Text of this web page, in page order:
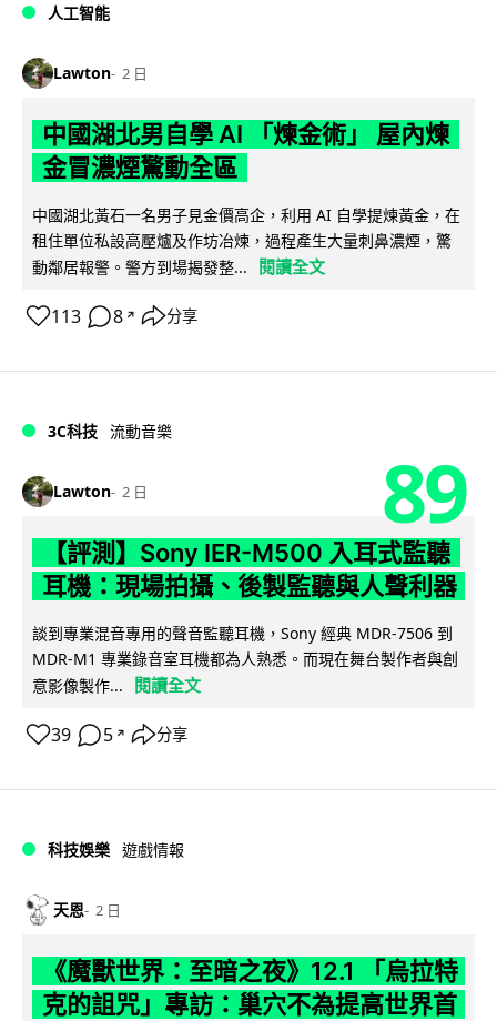
人工智能
Lawton 2 日
中國湖北男自學 AI 「煉金術」 屋內煉
金冒濃煙驚動全區
中國湖北黃石一名男子見金價高企，利用 AI 自學提煉黃金，在
租住單位私設高壓爐及作坊冶煉，過程產生大量刺鼻濃煙，驚
動鄰居報警。警方到場揭發整...
閱讀全文
113 8 ↗ 分享
3C科技 流動音樂
Lawton 2 日 89
【評測】Sony IER-M500 入耳式監聽
耳機：現場拍攝、後製監聽與人聲利器
談到專業混音專用的聲音監聽耳機，Sony 經典 MDR-7506 到
MDR-M1 專業錄音室耳機都為人熟悉。而現在舞台製作者與創
意影像製作...
閱讀全文
39 5 ↗ 分享
科技娛樂 遊戲情報
天恩 2 日
《魔獸世界：至暗之夜》12.1 「烏拉特
克的詛咒」專訪：巢穴不為提高世界首